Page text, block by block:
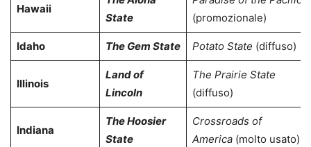
Hawaii
State
(promozionale)
Idaho The Gem State Potato State (diffuso)
Illinois
Land of
Lincoln
The Prairie State
(diffuso)
Indiana
The Hoosier
State
Crossroads of
America(molto usato)